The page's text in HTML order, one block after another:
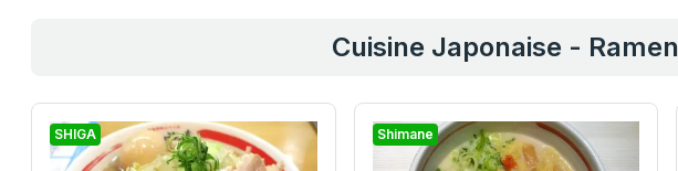
Cuisine Japonaise - Ramen
SHIGA Shimane